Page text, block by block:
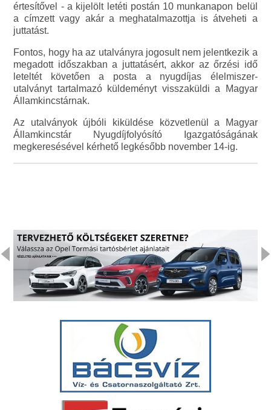
értesítővel - a kijelölt letéti postán 10 munkanapon belül
a címzett vagy akár a meghatalmazottja is átveheti a
juttatást.
Fontos, hogy ha az utalványra jogosult nem jelentkezik a
megadott időszakban a juttatásért, akkor az őrzési idő
leteltét követően a posta a nyugdíjas élelmiszer-
utalványt tartalmazó küldeményt visszaküldi a Magyar
Államkincstárnak.
Az utalványok újbóli kiküldése közvetlenül a Magyar
Államkincstár Nyugdíjfolyósító Igazgatóságának
megkeresésével kérhető legkésőbb november 14-ig.